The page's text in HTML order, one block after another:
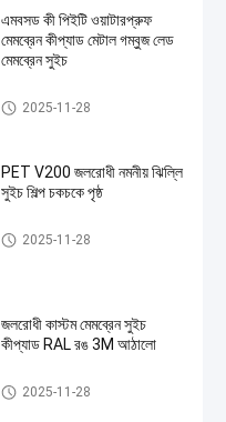
এমবসড কী পিইটি ওয়াটারপ্রুফ
মেমব্রেন কীপ্যাড মেটাল গম্বুজ লেড
মেমব্রেন সুইচ
জলরোধী ঝিল্লি কীপ্যাড
2025-11-28
PET V200 জলরোধী নমনীয় ঝিল্লি
সুইচ শিল্প চকচকে পৃষ্ঠ
জলরোধী ঝিল্লি কীপ্যাড
2025-11-28
জলরোধী কাস্টম মেমব্রেন সুইচ
কীপ্যাড RAL রঙ 3M আঠালো
জলরোধী ঝিল্লি কীপ্যাড
2025-11-28